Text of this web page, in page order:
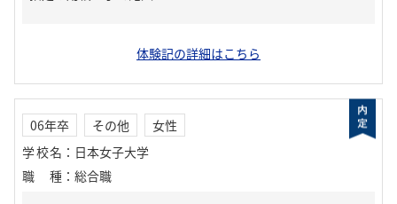
体験記の詳細はこちら
06年卒 その他
女性
学校名 ： 日本女子大学
職種 ： 総合職